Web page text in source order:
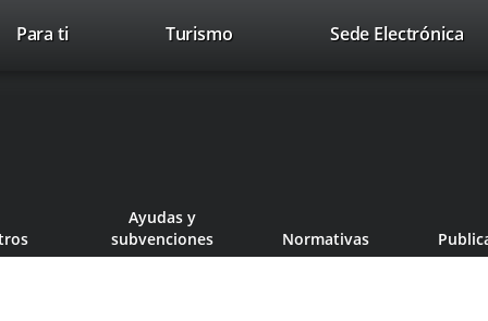
Trabaja con nosotros Contacto
Para ti TurismoThis
Sede ElectrónicaLink
Ayudas y
subvenciones
Normativas